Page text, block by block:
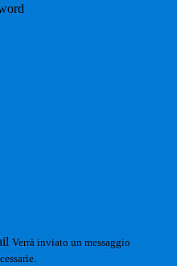
Verrà inviato un messaggio